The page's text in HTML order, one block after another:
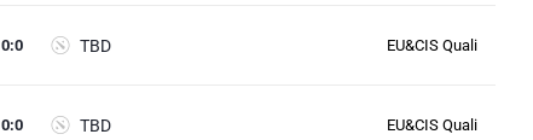
TBD
0:0 EU&CIS Quali
TBD
0:0 EU&CIS Quali